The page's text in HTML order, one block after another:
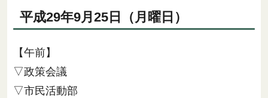
平成29年9月25日（月曜日）
【午前】
▽政策会議
▽市民活動部